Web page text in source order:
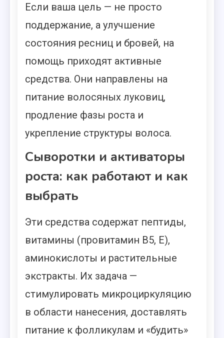
Если ваша цель — не просто
поддержание, а улучшение
состояния ресниц и бровей, на
помощь приходят активные
средства. Они направлены на
питание волосяных луковиц,
продление фазы роста и
укрепление структуры волоса.
Сыворотки и активаторы
роста: как работают и как
выбрать
Эти средства содержат пептиды,
витамины (провитамин B5, E),
аминокислоты и растительные
экстракты. Их задача —
стимулировать микроциркуляцию
в области нанесения, доставлять
питание к фолликулам и «будить»